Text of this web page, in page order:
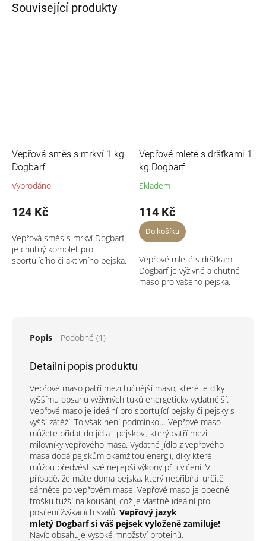
Související produkty
Vepřová směs s mrkví 1 kg
Dogbarf
Vyprodáno
124 Kč
Vepřová směs s mrkví Dogbarf
je chutný komplet pro
sportujícího či aktivního pejska.
Vepřové mleté s dršťkami 1
kg Dogbarf
Skladem
114 Kč
Do košíku
Vepřové mleté s dršťkami
Dogbarf je výživné a chutné
maso pro vašeho pejska.
Popis Podobné (1)
Detailní popis produktu
Vepřové maso patří mezi tučnější maso, které je díky
vyššímu obsahu výživných tuků energeticky vydatnější.
Vepřové maso je ideální pro sportující pejsky či pejsky s
vyšší zátěží. To však není podmínkou. Vepřové maso
můžete přidat do jídla i pejskovi, který patří mezi
milovníky vepřového masa. Vydatné jídlo z vepřového
masa dodá pejskům okamžitou energii, díky které
můžou předvést své nejlepší výkony při cvičení. V
případě, že máte doma pejska, který nepřibírá, určitě
sáhněte po vepřovém mase. Vepřové maso je obecně
trošku tužší na kousání, což je vlastně ideální pro
posílení žvýkacích svalů. Vepřový jazyk
mletý Dogbarf si váš pejsek vyloženě zamiluje!
Navíc obsahuje vysoké množství proteinů.